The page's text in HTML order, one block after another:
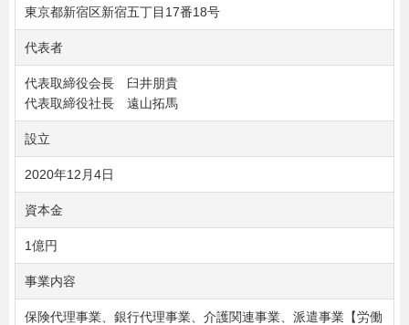
東京都新宿区新宿五丁目17番18号
代表者
代表取締役会長 臼井朋貴
代表取締役社長 遠山拓馬
設立
2020年12月4日
資本金
1億円
事業内容
保険代理事業、銀行代理事業、介護関連事業、派遣事業【労働